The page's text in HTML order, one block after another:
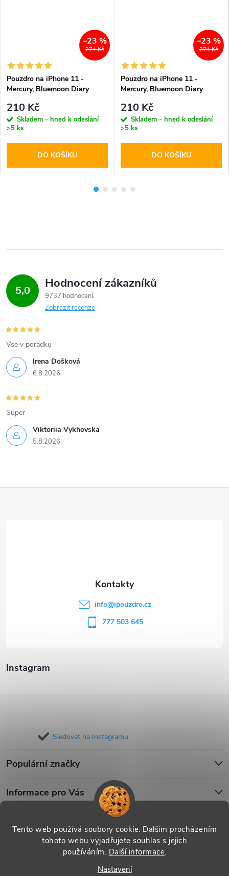
Tento web používá soubory cookie. Dalším procházením
tohoto webu vyjadřujete souhlas s jejich
používáním. Další informace.
Nastavení
274 Kč
–23 %
Pouzdro na iPhone 11 -
Mercury, Bluemoon Diary
210 Kč
Skladem - hned k odeslání
>5 ks
DO KOŠÍKU
274 Kč
–23 %
Pouzdro na iPhone 11 -
Mercury, Bluemoon Diary
210 Kč
Skladem - hned k odeslání
>5 ks
DO KOŠÍKU
5,0 Hodnocení zákazníků
9737 hodnocení
Zobrazit recenze
Irena Došková
6.8.2026
Vse v poradku
Viktoriia Vykhovska
5.8.2026
Super
Instagram
Sledovat na Instagramu
Populární značky
Informace pro Vás
info@ipouzdro.cz
777 503 645
Copyright 2026 . Všechna práva vyhrazena.
nastavení cookies